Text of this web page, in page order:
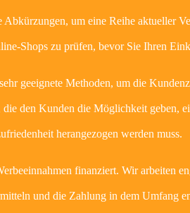
Abkürzungen, um eine Reihe aktueller
Shops zu prüfen, bevor Sie Ihren
geeignete Methoden, um die
den Kunden die Möglichkeit geben,
herangezogen werden muss.
finanziert. Wir arbeiten
und die Zahlung in dem Umfang